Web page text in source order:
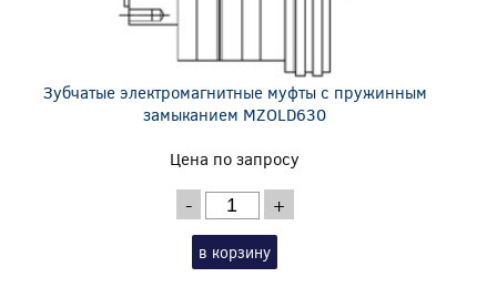
Зубчатые электромагнитные муфты с пружинным
замыканием MZOLD630
Цена по запросу
- +
в корзину